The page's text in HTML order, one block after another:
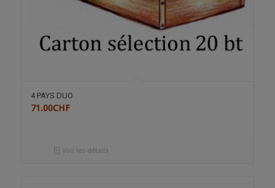
4 PAYS DUO
71.00CHF
Voir les détails